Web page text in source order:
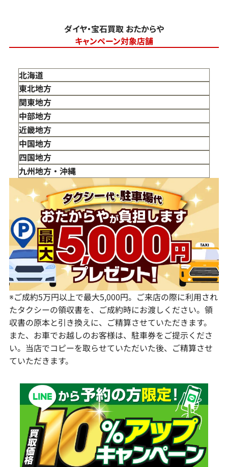
ダイヤ・宝石買取 おたからや
キャンペーン対象店舗
北海道
東北地方
青森県
岩手県
宮城県
秋田県
山形県
福島県
関東地方
東京都
神奈川県
埼玉県
千葉県
茨城県
栃木県
群馬県
中部地方
新潟県
富山県
石川県
山梨県
長野県
岐阜県
静岡県
愛知県
近畿地方
三重県
滋賀県
京都府
大阪府
兵庫県
奈良県
和歌山県
中国地方
鳥取県
島根県
岡山県
広島県
山口県
四国地方
徳島県
香川県
愛媛県
九州地方・沖縄
福岡県
佐賀県
長崎県
熊本県
大分県
宮崎県
鹿児島県
※ご成約5万円以上で最大5,000円。ご来店の際に利用され
たタクシーの領収書を、ご成約時にお渡しください。領
収書の原本と引き換えに、ご精算させていただきます。
また、お車でお越しのお客様は、駐車券をご提示くださ
い。当店でコピーを取らせていただいた後、ご精算させ
ていただきます。